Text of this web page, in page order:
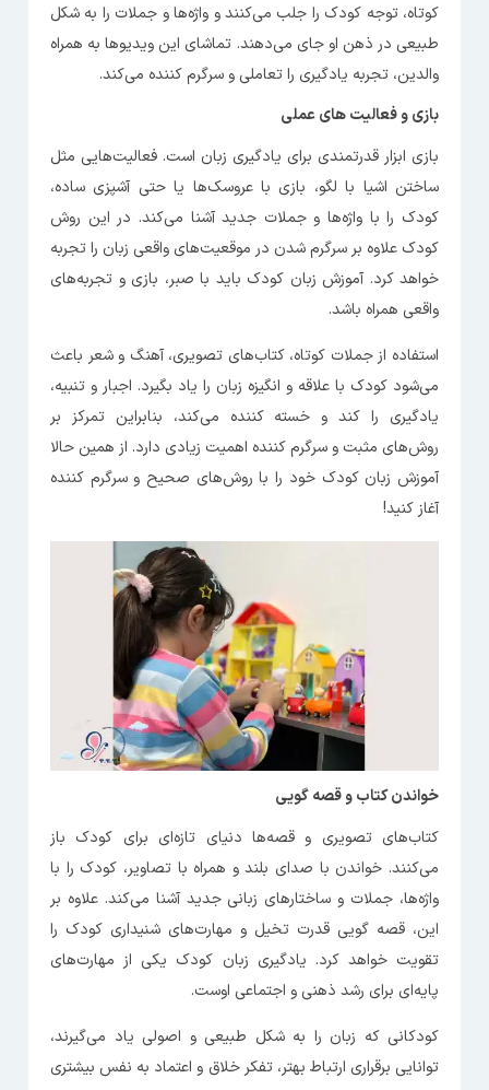
کوتاه، توجه کودک را جلب می‌کنند و واژه‌ها و جملات را به شکل
طبیعی در ذهن او جای می‌دهند. تماشای این ویدیوها به همراه
والدین، تجربه‌ یادگیری را تعاملی و سرگرم کننده می‌کند.
بازی و فعالیت‌ های عملی
بازی ابزار قدرتمندی برای یادگیری زبان است. فعالیت‌هایی مثل
ساختن اشیا با لگو، بازی با عروسک‌ها یا حتی آشپزی ساده،
کودک را با واژه‌ها و جملات جدید آشنا می‌کند. در این روش
کودک علاوه بر سرگرم شدن در موقعیت‌های واقعی زبان را تجربه
خواهد کرد. آموزش زبان کودک باید با صبر، بازی و تجربه‌های
واقعی همراه باشد.
استفاده از جملات کوتاه، کتاب‌های تصویری، آهنگ و شعر باعث
می‌شود کودک با علاقه و انگیزه زبان را یاد بگیرد. اجبار و تنبیه،
یادگیری را کند و خسته کننده می‌کند، بنابراین تمرکز بر
روش‌های مثبت و سرگرم کننده اهمیت زیادی دارد. از همین حالا
آموزش زبان کودک خود را با روش‌های صحیح و سرگرم کننده
آغاز کنید!
خواندن کتاب و قصه گویی
کتاب‌های تصویری و قصه‌ها دنیای تازه‌ای برای کودک باز
می‌کنند. خواندن با صدای بلند و همراه با تصاویر، کودک را با
واژه‌ها، جملات و ساختارهای زبانی جدید آشنا می‌کند. علاوه بر
این، قصه گویی قدرت تخیل و مهارت‌های شنیداری کودک را
تقویت خواهد کرد. یادگیری زبان کودک یکی از مهارت‌های
پایه‌ای برای رشد ذهنی و اجتماعی اوست.
کودکانی که زبان را به شکل طبیعی و اصولی یاد می‌گیرند،
توانایی برقراری ارتباط بهتر، تفکر خلاق و اعتماد به نفس بیشتری